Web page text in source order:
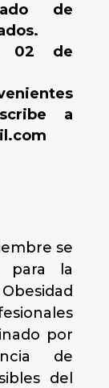
de
02 de
a
se
para la
por
de
del